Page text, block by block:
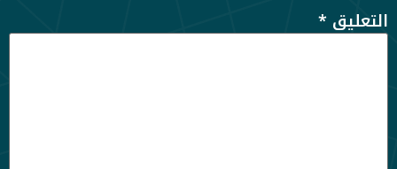
التعليق *